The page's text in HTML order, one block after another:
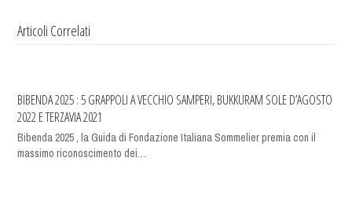
Articoli Correlati
BIBENDA 2025 : 5 GRAPPOLI A VECCHIO SAMPERI, BUKKURAM SOLE D’AGOSTO
2022 E TERZAVIA 2021
Bibenda 2025 , la Guida di Fondazione Italiana Sommelier premia con il
massimo riconoscimento dei…